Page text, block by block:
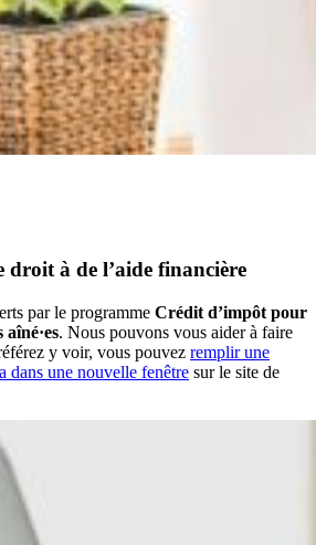
droit à de l’aide financière
par le programme Crédit d’impôt pour
. Nous pouvons vous aider à faire
y voir, vous pouvez remplir une
dans une nouvelle fenêtre sur le site de